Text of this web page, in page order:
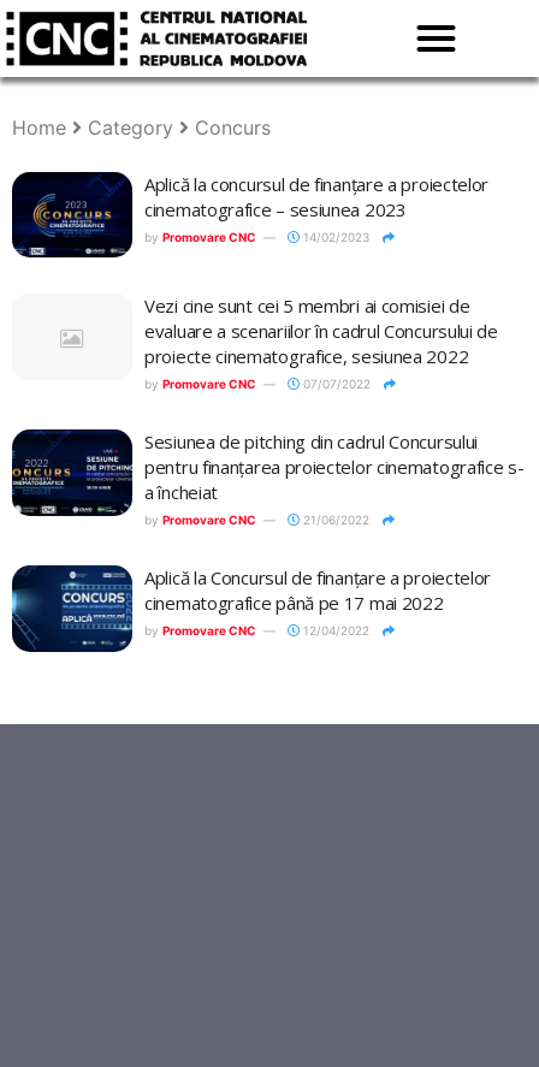
Home Category Concurs
Aplică la concursul de finanțare a proiectelor
cinematografice – sesiunea 2023
by Promovare CNC 14/02/2023
Vezi cine sunt cei 5 membri ai comisiei de
evaluare a scenariilor în cadrul Concursului de
proiecte cinematografice, sesiunea 2022
by Promovare CNC 07/07/2022
Sesiunea de pitching din cadrul Concursului
pentru finanțarea proiectelor cinematografice s-
a încheiat
by Promovare CNC 21/06/2022
Aplică la Concursul de finanțare a proiectelor
cinematografice până pe 17 mai 2022
by Promovare CNC 12/04/2022